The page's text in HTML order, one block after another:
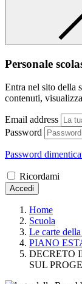
Personale
Entra nel sito della
contenuti,
Email address
Password
Password
Ricordami
Accedi
Home
Scuola
Le carte
PIANO
DECRETO
SUL